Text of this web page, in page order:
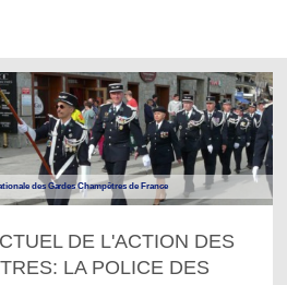
des Gardes Champêtres de France
DE L'ACTION DES
LA POLICE DES